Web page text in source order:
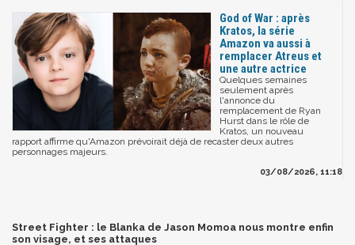
God of War : après
Kratos, la série
Amazon va aussi à
remplacer Atreus et
une autre actrice
Quelques semaines
seulement après
l'annonce du
remplacement de Ryan
Hurst dans le rôle de
Kratos, un nouveau
rapport affirme qu'Amazon prévoirait déjà de recaster deux autres
personnages majeurs.
03/08/2026, 11:18
Street Fighter : le Blanka de Jason Momoa nous montre enfin
son visage, et ses attaques